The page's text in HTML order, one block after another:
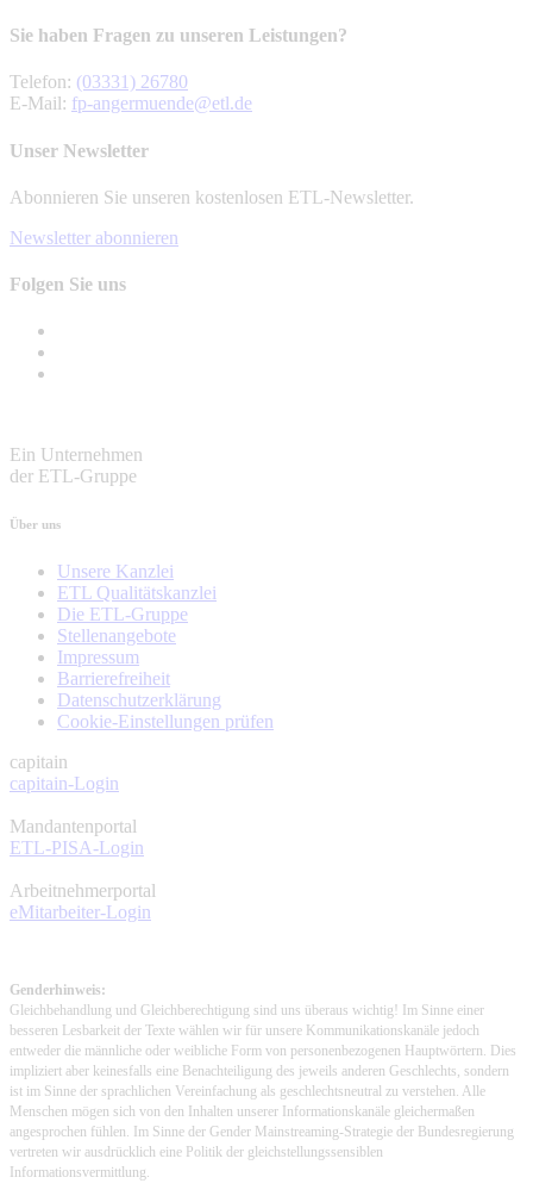
Sie haben Fragen zu unseren Leistungen?
Telefon: (03331) 26780
E-Mail: fp-angermuende@etl.de
Unser Newsletter
Abonnieren Sie unseren kostenlosen ETL-Newsletter.
Newsletter abonnieren
Folgen Sie uns
Ein Unternehmen
der ETL-Gruppe
Über uns
Unsere Kanzlei
ETL Qualitätskanzlei
Die ETL-Gruppe
Stellenangebote
Impressum
Barrierefreiheit
Datenschutzerklärung
Cookie-Einstellungen prüfen
capitain
capitain-Login
Mandantenportal
ETL-PISA-Login
Arbeitnehmerportal
eMitarbeiter-Login
Genderhinweis:
Gleichbehandlung und Gleichberechtigung sind uns überaus wichtig! Im Sinne einer
besseren Lesbarkeit der Texte wählen wir für unsere Kommunikationskanäle jedoch
entweder die männliche oder weibliche Form von personenbezogenen Hauptwörtern. Dies
impliziert aber keinesfalls eine Benachteiligung des jeweils anderen Geschlechts, sondern
ist im Sinne der sprachlichen Vereinfachung als geschlechtsneutral zu verstehen. Alle
Menschen mögen sich von den Inhalten unserer Informationskanäle gleichermaßen
angesprochen fühlen. Im Sinne der Gender Mainstreaming-Strategie der Bundesregierung
vertreten wir ausdrücklich eine Politik der gleichstellungssensiblen
Informationsvermittlung.